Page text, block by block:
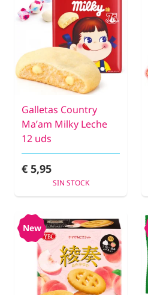
Galletas Country
Ma’am Milky Leche
12 uds
€ 5,95
SIN STOCK
New